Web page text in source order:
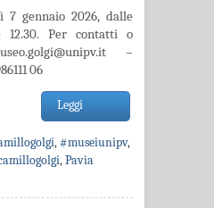
7 gennaio 2026, dalle
Per contatti o
–
06
Leggi
,#museiunipv,
,Pavia